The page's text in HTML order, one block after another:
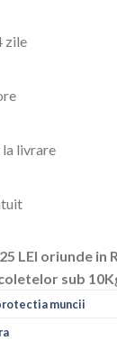
zile
livrare
LEI oriunde in
sub
muncii